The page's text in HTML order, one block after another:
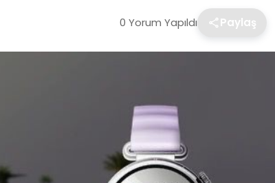
0 Yorum Yapıldı Paylaş